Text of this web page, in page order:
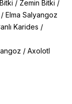
/ Zemin Bitki /
/ Elma Salyangoz
Karides /
/ Axolotl